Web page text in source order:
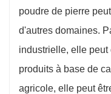
poudre de pierre
d'autres domaines.
industrielle, elle
produits à base de
agricole, elle peut